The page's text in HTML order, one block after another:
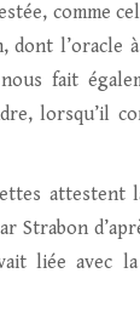
comme
dont l’oracle
fait
lorsqu’il
attestent
Strabon
liée avec